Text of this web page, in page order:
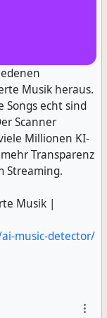
Musik heraus.
Songs echt sind
Scanner
Millionen KI-
Transparenz
Streaming.
Musik |
music-detector/